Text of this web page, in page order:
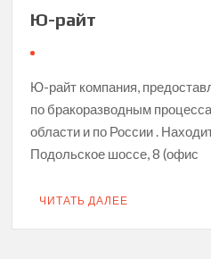
Ю-райт
Ю-райт компания,
по бракоразводным
области и по России .
Подольское шоссе, 8 (офис
ЧИТАТЬ ДАЛЕЕ